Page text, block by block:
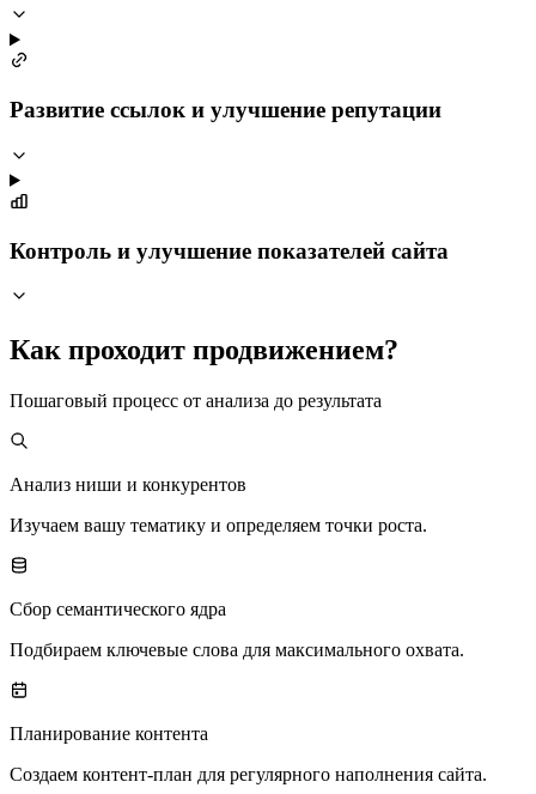
Развитие ссылок и улучшение репутации
Контроль и улучшение показателей сайта
Как проходит продвижением?
Пошаговый процесс от анализа до результата
Анализ ниши и конкурентов
Изучаем вашу тематику и определяем точки роста.
Сбор семантического ядра
Подбираем ключевые слова для максимального охвата.
Планирование контента
Создаем контент-план для регулярного наполнения сайта.